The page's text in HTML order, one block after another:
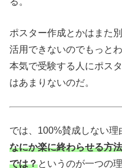
ポスター作成とかはまた
活用できないのでもっと
本気で受験する人にポス
はあまりないのだ。
では、100%賛成しない理
なにか楽に終わらせる方
では？というのが一つの